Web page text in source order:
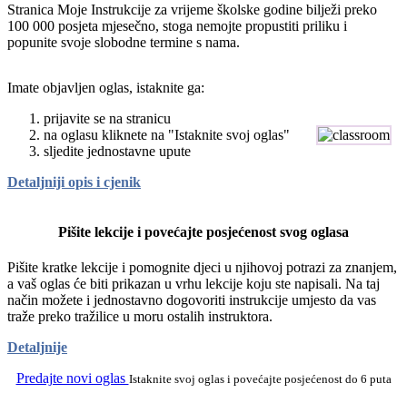
Stranica Moje Instrukcije za vrijeme školske godine bilježi preko
100 000 posjeta mjesečno, stoga nemojte propustiti priliku i
popunite svoje slobodne termine s nama.
Imate objavljen oglas, istaknite ga:
prijavite se na stranicu
na oglasu kliknete na "Istaknite svoj oglas"
sljedite jednostavne upute
Detaljniji opis i cjenik
Pišite lekcije i povećajte posjećenost svog oglasa
Pišite kratke lekcije i pomognite djeci u njihovoj potrazi za znanjem,
a vaš oglas će biti prikazan u vrhu lekcije koju ste napisali. Na taj
način možete i jednostavno dogovoriti instrukcije umjesto da vas
traže preko tražilice u moru ostalih instruktora.
Detaljnije
Predajte novi oglas Istaknite svoj oglas i povećajte posjećenost do 6 puta